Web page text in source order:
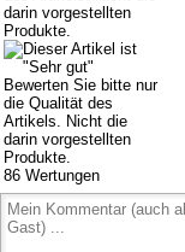
86 Wertungen